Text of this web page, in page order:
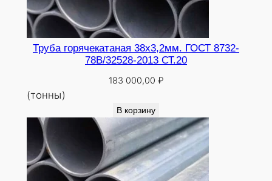
Труба горячекатаная 38х3,2мм. ГОСТ 8732-
78В/32528-2013 СТ.20
183 000,00 ₽
(тонны)
В корзину